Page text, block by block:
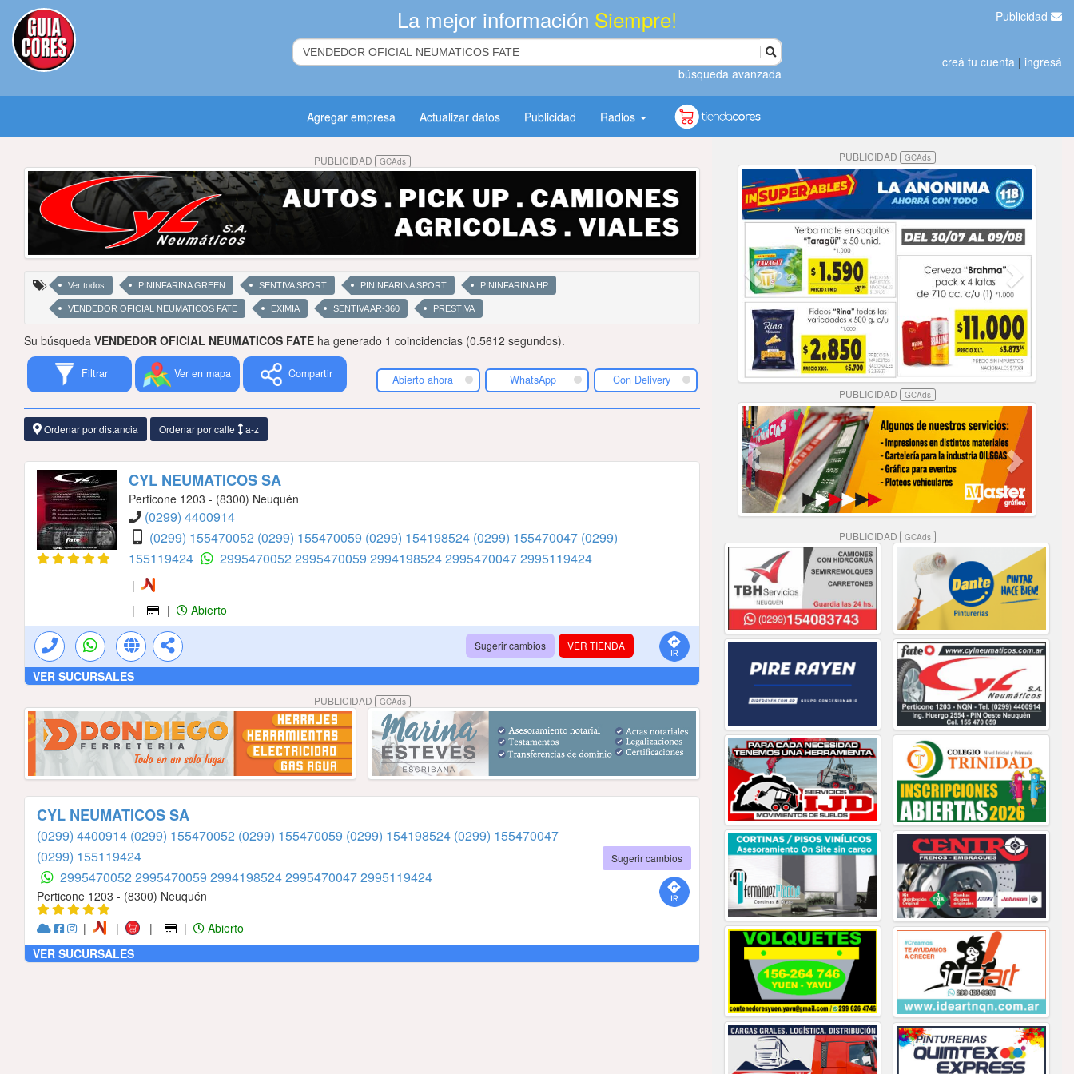
La mejor información Siempre!
búsqueda avanzada
Publicidad
creá tu cuenta | ingresá
Agregar empresa Actualizar datos Publicidad Radios
PUBLICIDAD GCAds
Ver todos PININFARINA GREEN SENTIVA SPORT PININFARINA SPORT PININFARINA HP
VENDEDOR OFICIAL NEUMATICOS FATE EXIMIA SENTIVA AR-360 PRESTIVA
Su búsqueda VENDEDOR OFICIAL NEUMATICOS FATE ha generado 1 coincidencias (0.5612 segundos).
Filtrar Ver en mapa Compartir Abierto ahora WhatsApp Con Delivery
Ordenar por distancia Ordenar por calle a-z
CYL NEUMATICOS SA
Perticone 1203 - (8300) Neuquén
(0299) 4400914
(0299) 155470052 (0299) 155470059 (0299) 154198524 (0299) 155470047 (0299)
155119424
2995470052 2995470059 299419852429954700472995119424
|
|
| Abierto
VER TIENDA
Sugerir cambios
VER SUCURSALES
PUBLICIDAD GCAds
CYL NEUMATICOS SA
(0299) 4400914 (0299) 155470052 (0299) 155470059 (0299) 154198524 (0299) 155470047
(0299) 155119424
2995470052 2995470059 299419852429954700472995119424
Perticone 1203 - (8300) Neuquén
|
| | | Abierto
Sugerir cambios
VER SUCURSALES
PUBLICIDAD GCAds
PUBLICIDAD GCAds
PUBLICIDAD GCAds